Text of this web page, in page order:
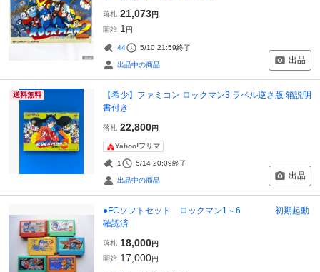
落札 21,073円
開始 1 円
44 5/10 21:59終了
出品中の商品 出品
送料無料
【希少】ファミコン ロックマン3 ラベル逆さ版 箱説明
書付き
落札 22,800円
Yahoo!フリマ
1 5/14 20:09終了
出品中の商品 出品
●FCソフトセット ロックマン1～6 初期起動
確認済
落札 18,000円
開始 17,000円